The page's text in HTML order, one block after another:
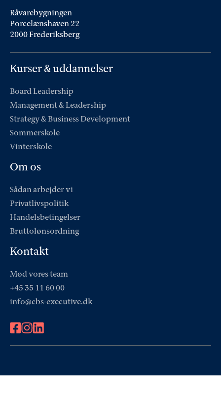
Råvarebygningen
Porcelænshaven 22
2000 Frederiksberg
Kurser & uddannelser
Board Leadership
Management & Leadership
Strategy & Business Development
Sommerskole
Vinterskole
Om os
Sådan arbejder vi
Privatlivspolitik
Handelsbetingelser
Bruttolønsordning
Kontakt
Mød vores team
+45 35 11 60 00
info@cbs-executive.dk